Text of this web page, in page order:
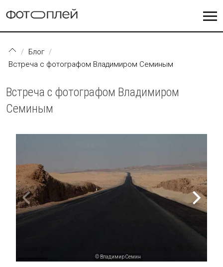
Блог
Встреча с фотографом Владимиром Семиным
Встреча с фотографом Владимиром
Семиным
© Владимир Семин